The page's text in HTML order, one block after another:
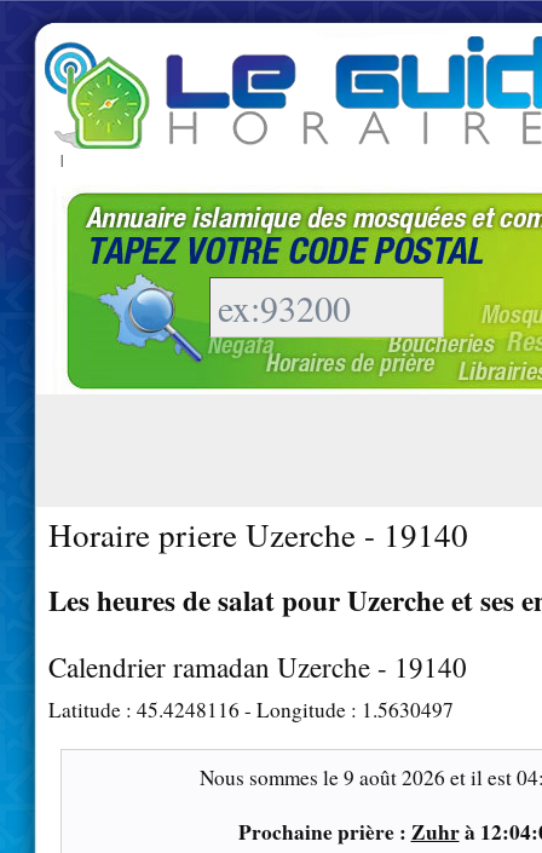
|
Horaire priere Uzerche - 19140
Les heures de salat pour Uzerche et ses
Calendrier ramadan Uzerche - 19140
Latitude : 45.4248116 - Longitude : 1.5630497
Nous sommes le9 août 2026 et il est
Prochaine prière : Zuhrà